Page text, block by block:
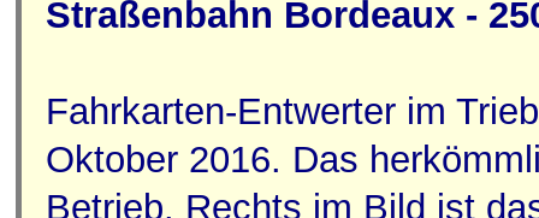
Straßenbahn Bordeaux -
Fahrkarten-Entwerter im
Oktober 2016. Das
Betrieb. Rechts im Bild ist